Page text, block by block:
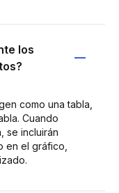
los
como una tabla,
Cuando
se incluirán
en el gráfico,